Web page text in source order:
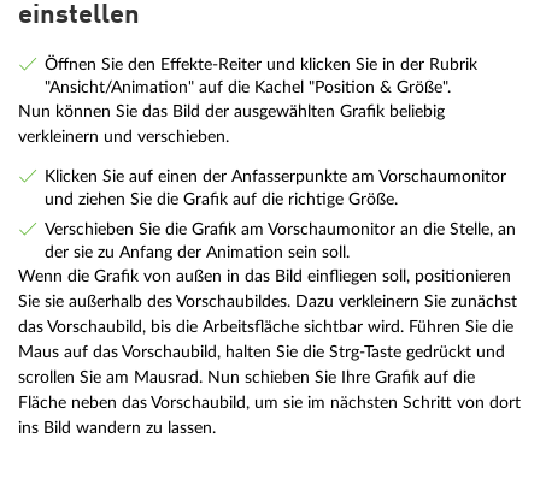
einstellen
Öffnen Sie den Effekte-Reiter und klicken Sie in der Rubrik
"Ansicht/Animation" auf die Kachel "Position & Größe".
Nun können Sie das Bild der ausgewählten Grafik beliebig
verkleinern und verschieben.
Klicken Sie auf einen der Anfasserpunkte am Vorschaumonitor
und ziehen Sie die Grafik auf die richtige Größe.
Verschieben Sie die Grafik am Vorschaumonitor an die Stelle, an
der sie zu Anfang der Animation sein soll.
Wenn die Grafik von außen in das Bild einfliegen soll, positionieren
Sie sie außerhalb des Vorschaubildes. Dazu verkleinern Sie zunächst
das Vorschaubild, bis die Arbeitsfläche sichtbar wird. Führen Sie die
Maus auf das Vorschaubild, halten Sie die Strg-Taste gedrückt und
scrollen Sie am Mausrad. Nun schieben Sie Ihre Grafik auf die
Fläche neben das Vorschaubild, um sie im nächsten Schritt von dort
ins Bild wandern zu lassen.